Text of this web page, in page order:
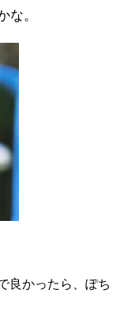
な。
良かったら、ぽち